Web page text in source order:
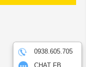
0938.605.705